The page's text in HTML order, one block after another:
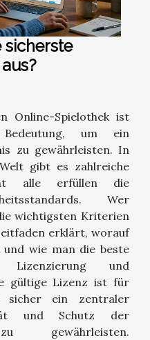
Online-Spielothek ist
um ein
zu gewährleisten. In
gibt es zahlreiche
alle erfüllen die
Wer
wichtigsten Kriterien
erklärt, worauf
wie man die beste
Lizenzierung und
gültige Lizenz ist für
sicher ein zentraler
und Schutz der
gewährleisten.